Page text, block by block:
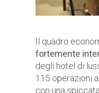
Il quadro
fortemente
degli hotel di
115 operazioni
con una